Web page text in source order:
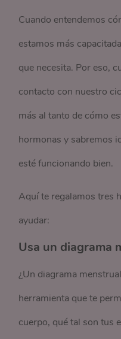
Cuando entendemos
estamos más
que necesita. Por eso,
contacto con nuestro
más al tanto de cómo
hormonas y sabremos
esté funcionando bien.
Aquí te regalamos tres
ayudar:
Usa un diagrama
¿Un diagrama
herramienta que te
cuerpo, qué tal son tus